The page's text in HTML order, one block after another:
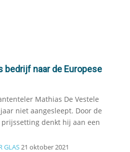
bedrijf naar de Europese
Mathias De Vestele
niet aangesleept. Door de
denkt hij aan een
GLAS21 oktober 2021